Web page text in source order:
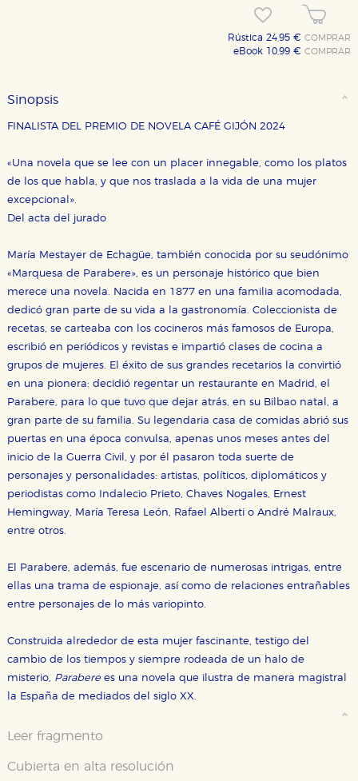
Rústica 24,95 €COMPRAR
eBook 10,99 €COMPRAR
Sinopsis
FINALISTA DEL PREMIO DE NOVELA CAFÉ GIJÓN 2024
«Una novela que se lee con un placer innegable, como los platos
de los que habla, y que nos traslada a la vida de una mujer
excepcional».
Del acta del jurado
María Mestayer de Echagüe, también conocida por su seudónimo
«Marquesa de Parabere», es un personaje histórico que bien
merece una novela. Nacida en 1877 en una familia acomodada,
dedicó gran parte de su vida a la gastronomía. Coleccionista de
recetas, se carteaba con los cocineros más famosos de Europa,
escribió en periódicos y revistas e impartió clases de cocina a
grupos de mujeres. El éxito de sus grandes recetarios la convirtió
en una pionera: decidió regentar un restaurante en Madrid, el
Parabere, para lo que tuvo que dejar atrás, en su Bilbao natal, a
gran parte de su familia. Su legendaria casa de comidas abrió sus
puertas en una época convulsa, apenas unos meses antes del
inicio de la Guerra Civil, y por él pasaron toda suerte de
personajes y personalidades: artistas, políticos, diplomáticos y
periodistas como Indalecio Prieto, Chaves Nogales, Ernest
Hemingway, María Teresa León, Rafael Alberti o André Malraux,
entre otros.
El Parabere, además, fue escenario de numerosas intrigas, entre
ellas una trama de espionaje, así como de relaciones entrañables
entre personajes de lo más variopinto.
Construida alrededor de esta mujer fascinante, testigo del
cambio de los tiempos y siempre rodeada de un halo de
misterio, Paraberees una novela que ilustra de manera magistral
la España de mediados del siglo XX.
Leer fragmento
Cubierta en alta resolución
CONFIGURACIÓN DE COOKIES
Cookies necesarias
Estas cookies son necesarias para que nuestro sitio
nuestro sistema. Es posible hacerlo desde el
navegador, pero en ese caso es posible que algunas
correctamente.
Cookies de rendimiento y analíticas
Estas cookies se utilizan para mejorar su experiencia
de navegación y optimizar el funcionamiento de
servicios para que no tenga que reconfigurarlos cada
vez que nos visita. La información es agregada y, por lo
tanto, es anónima.
Cookies de publicidad y redes sociales
Estas cookies son gestionadas por nuestros socios
publicitarios y se utilizan para mostrar publicidad
relevante para sus intereses en otros sitios. No
que se basan en la identificación única de su
GUARDAR CONFIGURACIÓN
Puede consultar nuestrapolítica de cookies